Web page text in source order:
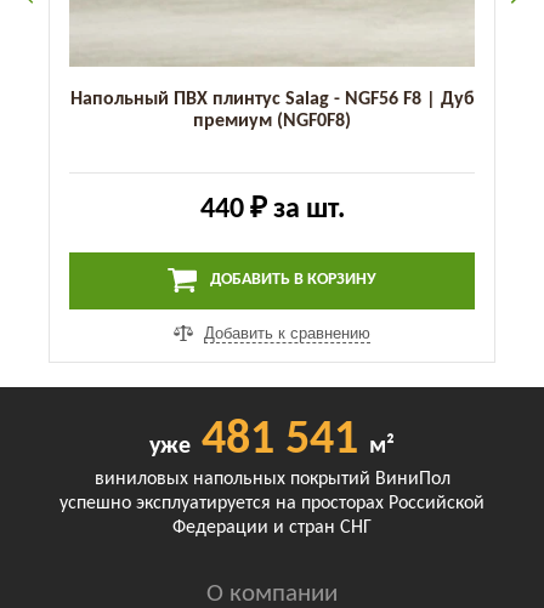
Напольный ПВХ плинтус Salag - NGF56 F8 | Дуб
премиум (NGF0F8)
440 ₽за шт.
ДОБАВИТЬ В КОРЗИНУ
Добавить к сравнению
уже 481 541 м²
виниловых напольных покрытий ВиниПол
успешно эксплуатируется на просторах Российской
Федерации и стран СНГ
О компании